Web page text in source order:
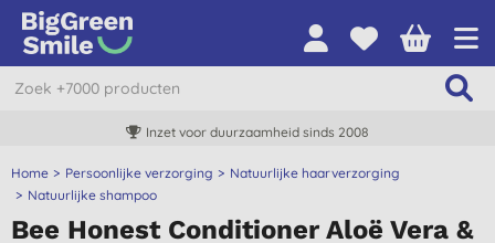
Inzet voor duurzaamheid sinds 2008
Home Persoonlijke verzorging
Natuurlijke haarverzorging
Natuurlijke shampoo
Bee Honest Conditioner Aloë Vera &